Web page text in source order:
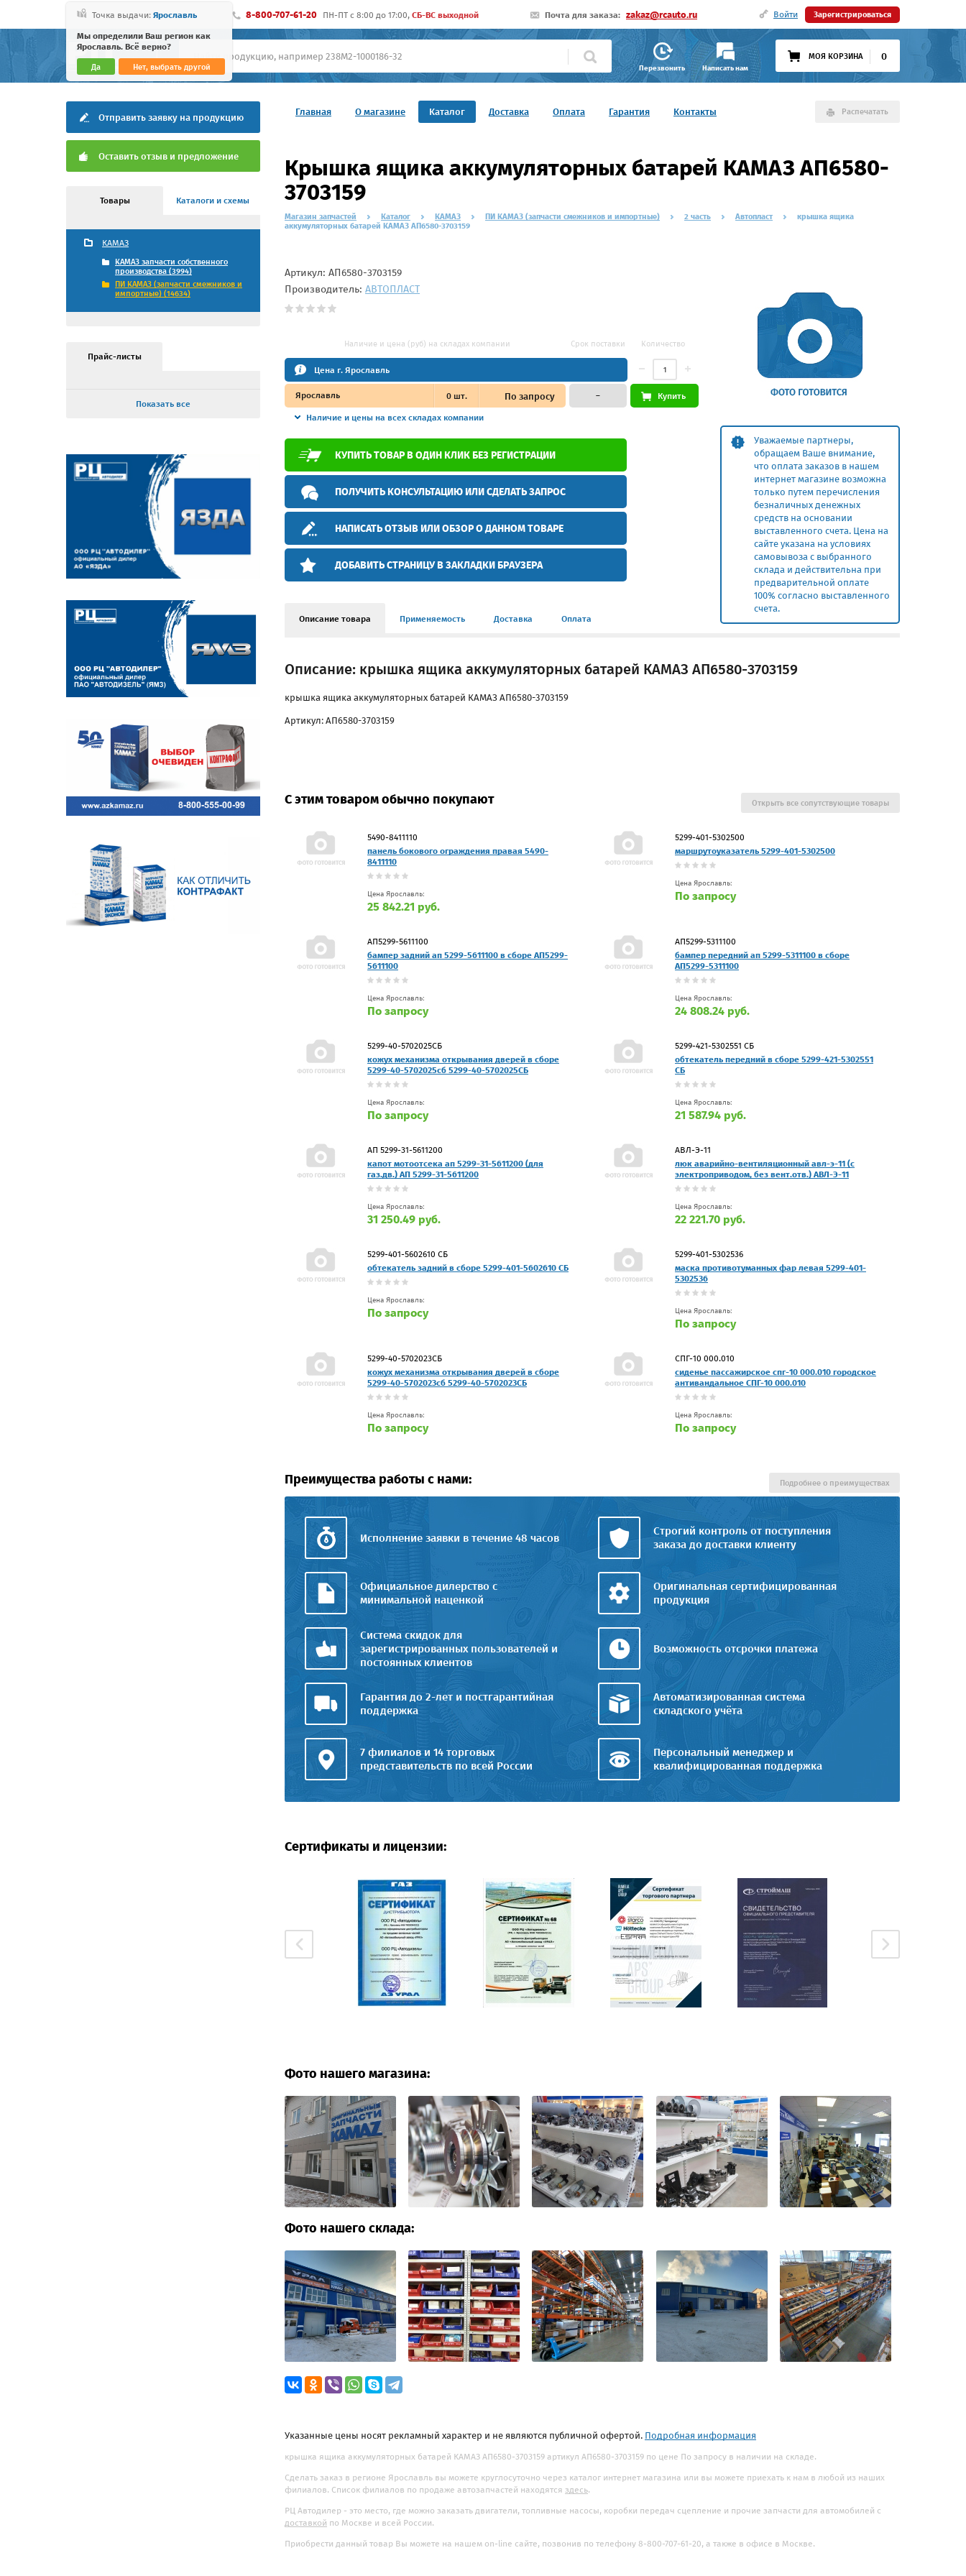
Точка выдачи: Ярославль
Мы определили Ваш регион как
Ярославль. Всё верно?
Да Нет, выбрать другой
8-800-707-61-20 ПН-ПТ c 8:00 до 17:00, СБ-ВС выходной Почта для заказа: zakaz@rcauto.ru Войти Зарегистрироваться
Перезвонить Написать нам
МОЯ КОРЗИНА 0
Главная О магазине Каталог Доставка Оплата Гарантия Контакты Распечатать
Отправить заявку на продукцию
Оставить отзыв и предложение
Товары Каталоги и схемы
КАМАЗ
КАМАЗ запчасти собственного
производства (3994)
ПИ КАМАЗ (запчасти смежников и
импортные) (14634)
Прайс-листы
Показать все
Крышка ящика аккумуляторных батарей КАМАЗ АП6580-
3703159
Магазин запчастей Каталог КАМАЗ ПИ КАМАЗ (запчасти смежников и импортные) 2 часть Автопласт
крышка ящика
аккумуляторных батарей КАМАЗ АП6580-3703159
Уважаемые партнеры,
обращаем Ваше внимание,
что оплата заказов в нашем
интернет магазине возможна
только путем перечисления
безналичных денежных
средств на основании
выставленного счета. Цена на
сайте указана на условиях
самовывоза с выбранного
склада и действительна при
предварительной оплате
100% согласно выставленного
счета.
Артикул: АП6580-3703159
Производитель: АВТОПЛАСТ
Наличие и цена (руб) на складах компании Срок поставки Количество
Цена г. Ярославль
Ярославль 0шт. По запросу
Наличие и цены на всех складах компании
– Купить
КУПИТЬ ТОВАР В ОДИН КЛИК БЕЗ РЕГИСТРАЦИИ
ПОЛУЧИТЬ КОНСУЛЬТАЦИЮ ИЛИ СДЕЛАТЬ ЗАПРОС
НАПИСАТЬ ОТЗЫВ ИЛИ ОБЗОР О ДАННОМ ТОВАРЕ
ДОБАВИТЬ СТРАНИЦУ В ЗАКЛАДКИ БРАУЗЕРА
Описание товара Применяемость Доставка Оплата
Описание: крышка ящика аккумуляторных батарей КАМАЗ АП6580-3703159
крышка ящика аккумуляторных батарей КАМАЗ АП6580-3703159
Артикул: АП6580-3703159
С этим товаром обычно покупают
5490-8411110
панель бокового ограждения правая 5490-
8411110
Цена Ярославль:
25 842.21 руб.
5299-401-5302500
маршрутоуказатель 5299-401-5302500
Цена Ярославль:
По запросу
АП5299-5611100
бампер задний ап 5299-5611100 в сборе АП5299-
5611100
Цена Ярославль:
По запросу
АП5299-5311100
бампер передний ап 5299-5311100 в сборе
АП5299-5311100
Цена Ярославль:
24 808.24 руб.
5299-40-5702025СБ
кожух механизма открывания дверей в сборе
5299-40-5702025сб 5299-40-5702025СБ
Цена Ярославль:
По запросу
5299-421-5302551 СБ
обтекатель передний в сборе 5299-421-5302551
СБ
Цена Ярославль:
21 587.94 руб.
АП 5299-31-5611200
капот мотоотсека ап 5299-31-5611200 (для
газ.дв.) АП 5299-31-5611200
Цена Ярославль:
31 250.49 руб.
АВЛ-Э-11
люк аварийно-вентиляционный авл-э-11 (с
электроприводом, без вент.отв.) АВЛ-Э-11
Цена Ярославль:
22 221.70 руб.
5299-401-5602610 СБ
обтекатель задний в сборе 5299-401-5602610 СБ
Цена Ярославль:
По запросу
5299-401-5302536
маска противотуманных фар левая 5299-401-
5302536
Цена Ярославль:
По запросу
5299-40-5702023СБ
кожух механизма открывания дверей в сборе
5299-40-5702023сб 5299-40-5702023СБ
Цена Ярославль:
По запросу
СПГ-10 000.010
сиденье пассажирское спг-10 000.010 городское
антивандальное СПГ-10 000.010
Цена Ярославль:
По запросу
Открыть все сопутствующие товары
Преимущества работы с нами:
Исполнение заявки в течение 48 часов
Строгий контроль от поступления
заказа до доставки клиенту
Официальное дилерство с
минимальной наценкой
Оригинальная сертифицированная
продукция
Система скидок для
зарегистрированных пользователей и
постоянных клиентов
Возможность отсрочки платежа
Гарантия до 2-лет и постгарантийная
поддержка
Автоматизированная система
складского учёта
7 филиалов и 14 торговых
представительств по всей России
Персональный менеджер и
квалифицированная поддержка
Подробнее о преимуществах
Сертификаты и лицензии:
Фото нашего магазина:
Фото нашего склада:
Указанные цены носят рекламный характер и не являются публичной офертой. Подробная информация
крышка ящика аккумуляторных батарей КАМАЗ АП6580-3703159 артикул АП6580-3703159 по цене По запросу в наличии на складе.
Сделать заказ в регионе Ярославль вы можете круглосуточно через каталог интернет магазина или вы можете приехать к нам в любой из наших
филиалов. Список филиалов по продаже автозапчастей находятся здесь.
РЦ Автодилер - это место, где можно заказать двигатели, топливные насосы, коробки передач сцепление и прочие запчасти для автомобилей с
доставкой по Москве и всей России.
Приобрести данный товар Вы можете на нашем on-line сайте, позвонив по телефону 8-800-707-61-20, а также в офисе в Москве.